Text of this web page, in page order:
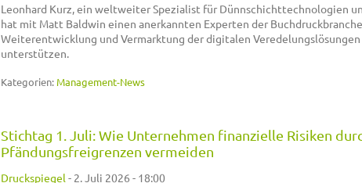
Leonhard Kurz, ein weltweiter Spezialist für Dünnschichttechnologien
hat mit Matt Baldwin einen anerkannten Experten der
Weiterentwicklung und Vermarktung der digitalen
unterstützen.
Kategorien: Management-News
Stichtag 1. Juli: Wie Unternehmen finanzielle Risiken
Pfändungsfreigrenzen vermeiden
Druckspiegel - 2. Juli 2026 - 18:00